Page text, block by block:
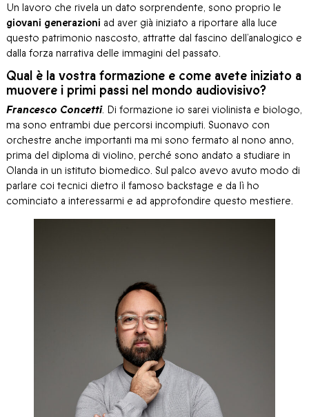
Un lavoro che rivela un dato sorprendente, sono proprio le
giovani generazioni ad aver già iniziato a riportare alla luce
questo patrimonio nascosto, attratte dal fascino dell’analogico e
dalla forza narrativa delle immagini del passato.
Qual è la vostra formazione e come avete iniziato a
muovere i primi passi nel mondo audiovisivo?
Francesco Concetti. Di formazione io sarei violinista e biologo,
ma sono entrambi due percorsi incompiuti. Suonavo con
orchestre anche importanti ma mi sono fermato al nono anno,
prima del diploma di violino, perché sono andato a studiare in
Olanda in un istituto biomedico. Sul palco avevo avuto modo di
parlare coi tecnici dietro il famoso backstage e da lì ho
cominciato a interessarmi e ad approfondire questo mestiere.